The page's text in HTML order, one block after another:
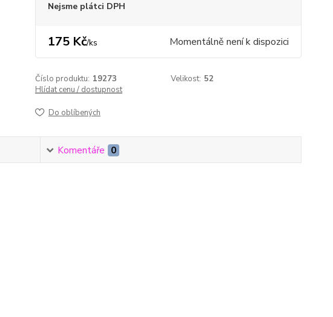
Nejsme plátci DPH
175 Kč/ks Momentálně není k dispozici
Číslo produktu: 19273 Velikost: 52
Hlídat cenu / dostupnost
Do oblíbených
Komentáře 0